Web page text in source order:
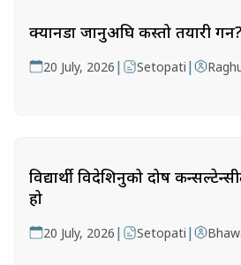
क्यानडा जानुअघि कस्तो तयारी
20 July, 2026 | Setopati |
विद्यार्थी विदेशिनुको दोष
हो
20 July, 2026 | Setopati |